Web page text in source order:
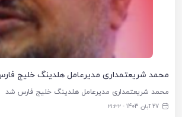
محمد شریعتمداری مدیرعامل هلدینگ خلیج
محمد شریعتمداری مدیرعامل هلدینگ خلیج فارس شد
27 آبان 1403 - ۲۱:۳۲